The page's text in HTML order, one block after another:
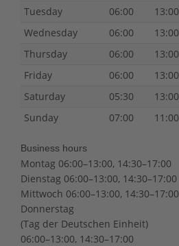
Tuesday
06:00 13:00
Wednesday
06:00 13:00
Thursday
06:00 13:00
Friday
06:00 13:00
Saturday
05:30
13:00
Sunday
07:00 11:00
Business hours
Montag 06:00–13:00, 14:30–17:00
Dienstag 06:00–13:00, 14:30–17:00
Mittwoch 06:00–13:00, 14:30–17:00
Donnerstag
(Tag der Deutschen Einheit)
06:00–13:00, 14:30–17:00